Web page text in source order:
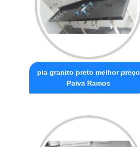
pia granito preto melhor preço
Paiva Ramos